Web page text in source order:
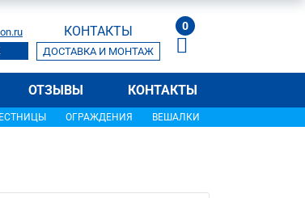
КОНТАКТЫ
ДОСТАВКА И МОНТАЖ
0
ОТЗЫВЫ КОНТАКТЫ
ОГРАЖДЕНИЯ ВЕШАЛКИ